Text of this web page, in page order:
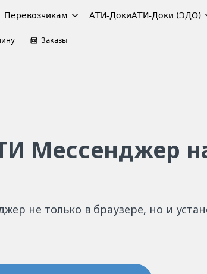
Перевозчикам АТИ-ДокиАТИ-Доки (ЭДО)
Заказы
Мессенджер
не только в браузере, но и